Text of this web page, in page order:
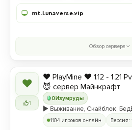
mt.Lunaverse.vip
Обзор сервера
❤
1
0Изумруды
❤️ PlayMine ❤️ 1.12 - 1.21
😈 сервер Майнкрафт
▶️ Выживание, Скайблок,
1104 игроков онлайн Версия: